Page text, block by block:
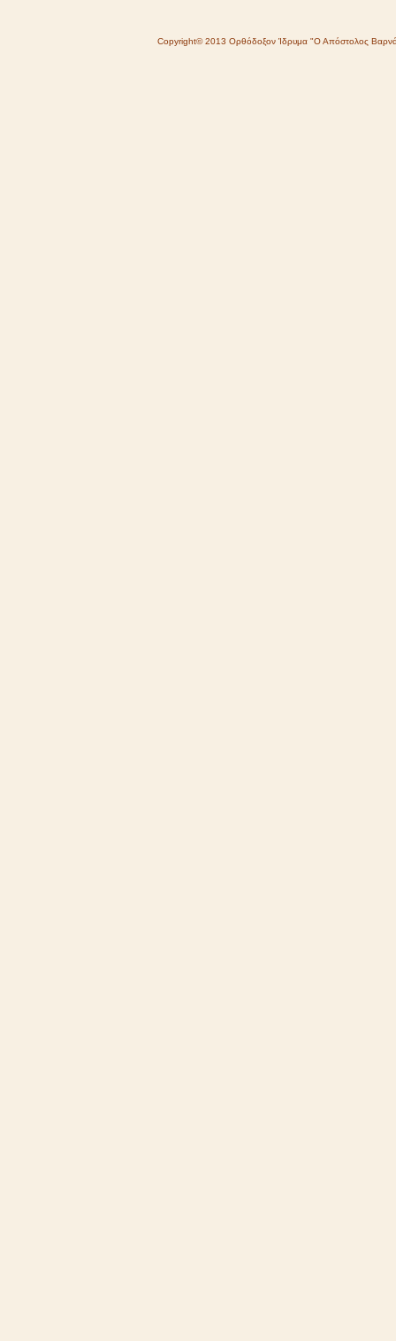
Copyright© 2013 Ορθόδοξον Ίδρυμα "Ο Απόστολος